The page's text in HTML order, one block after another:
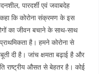
पारदर्शी एवं जवाबदेह
कि कोरोना संक्रमण के इस
का जीवन बचाने के साथ-साथ
है। हमने कोरोना से
दी है। जांच क्षमता बढ़ाई है और
राष्ट्रीय औसत से बेहतर है। कोई